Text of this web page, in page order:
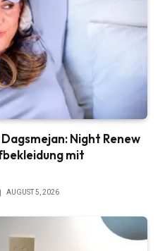
Night Renew
mit
AUGUST 5, 2026